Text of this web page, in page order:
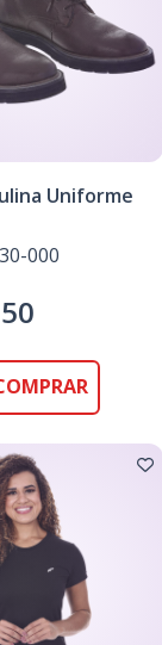
Uniforme
000